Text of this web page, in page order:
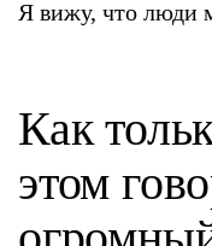
Я вижу, что люди
Как
этом